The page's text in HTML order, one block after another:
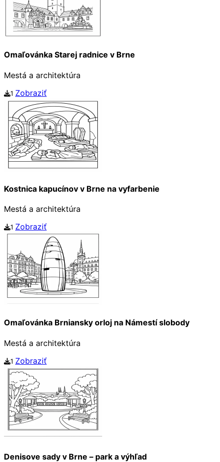
Omaľovánka Starej radnice v Brne
Mestá a architektúra
1 Zobraziť
Kostnica kapucínov v Brne na vyfarbenie
Mestá a architektúra
1 Zobraziť
Omaľovánka Brniansky orloj na Námestí slobody
Mestá a architektúra
1 Zobraziť
Denisove sady v Brne – park a výhľad